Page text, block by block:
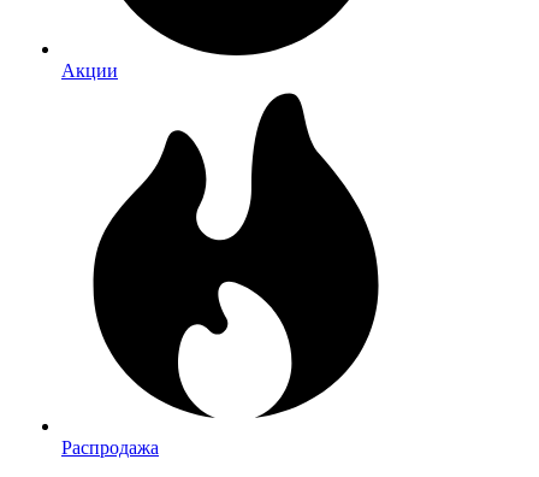
Акции
Распродажа